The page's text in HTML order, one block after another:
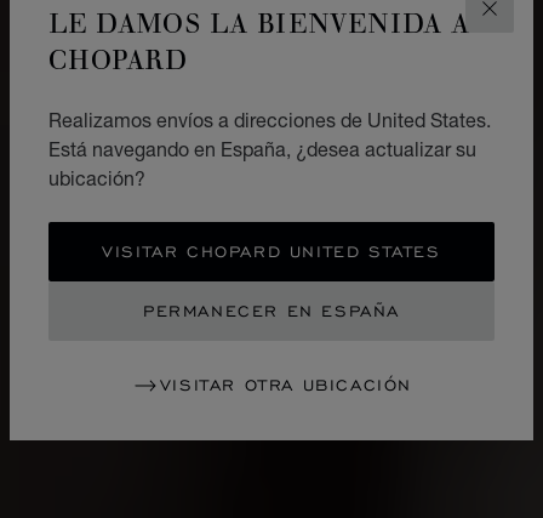
LE DAMOS LA BIENVENIDA A
CHOPARD
Realizamos envíos a direcciones de United States.
Está navegando en España, ¿desea actualizar su
ubicación?
VISITAR CHOPARD UNITED STATES
PERMANECER EN ESPAÑA
VISITAR OTRA UBICACIÓN